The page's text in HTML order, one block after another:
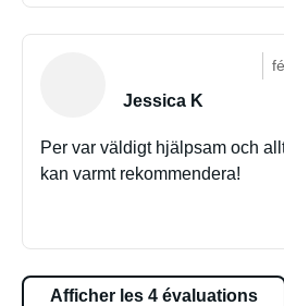
Jessica K
Per var väldigt hjälpsam och
kan varmt rekommendera!
Afficher les 4 évaluations